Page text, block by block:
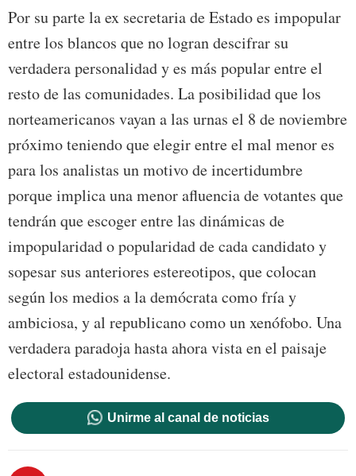
Por su parte la ex secretaria de Estado es impopular
entre los blancos que no logran descifrar su
verdadera personalidad y es más popular entre el
resto de las comunidades. La posibilidad que los
norteamericanos vayan a las urnas el 8 de noviembre
próximo teniendo que elegir entre el mal menor es
para los analistas un motivo de incertidumbre
porque implica una menor afluencia de votantes que
tendrán que escoger entre las dinámicas de
impopularidad o popularidad de cada candidato y
sopesar sus anteriores estereotipos, que colocan
según los medios a la demócrata como fría y
ambiciosa, y al republicano como un xenófobo. Una
verdadera paradoja hasta ahora vista en el paisaje
electoral estadounidense.
Unirme al canal de noticias